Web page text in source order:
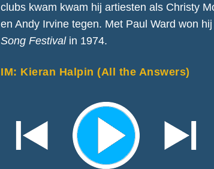
clubs kwam kwam hij artiesten als Christy
en Andy Irvine tegen. Met Paul Ward won hij
Song Festivalin 1974.
IM: Kieran Halpin (All the Answers)